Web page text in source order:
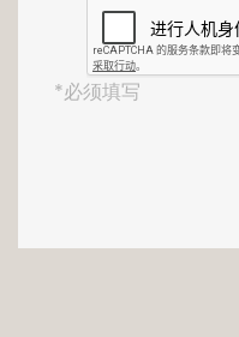
Il est possible
de parking au prix
Ce penthouse
recherche d'un lieu
volumes, qualité
recherché.
*必须填写